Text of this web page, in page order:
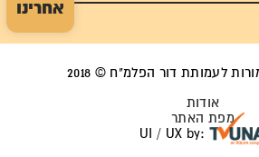
אחרינו
לעמותת דור הפלמ"ח © 2018
אודות
מפת האתר
UI / UX by: